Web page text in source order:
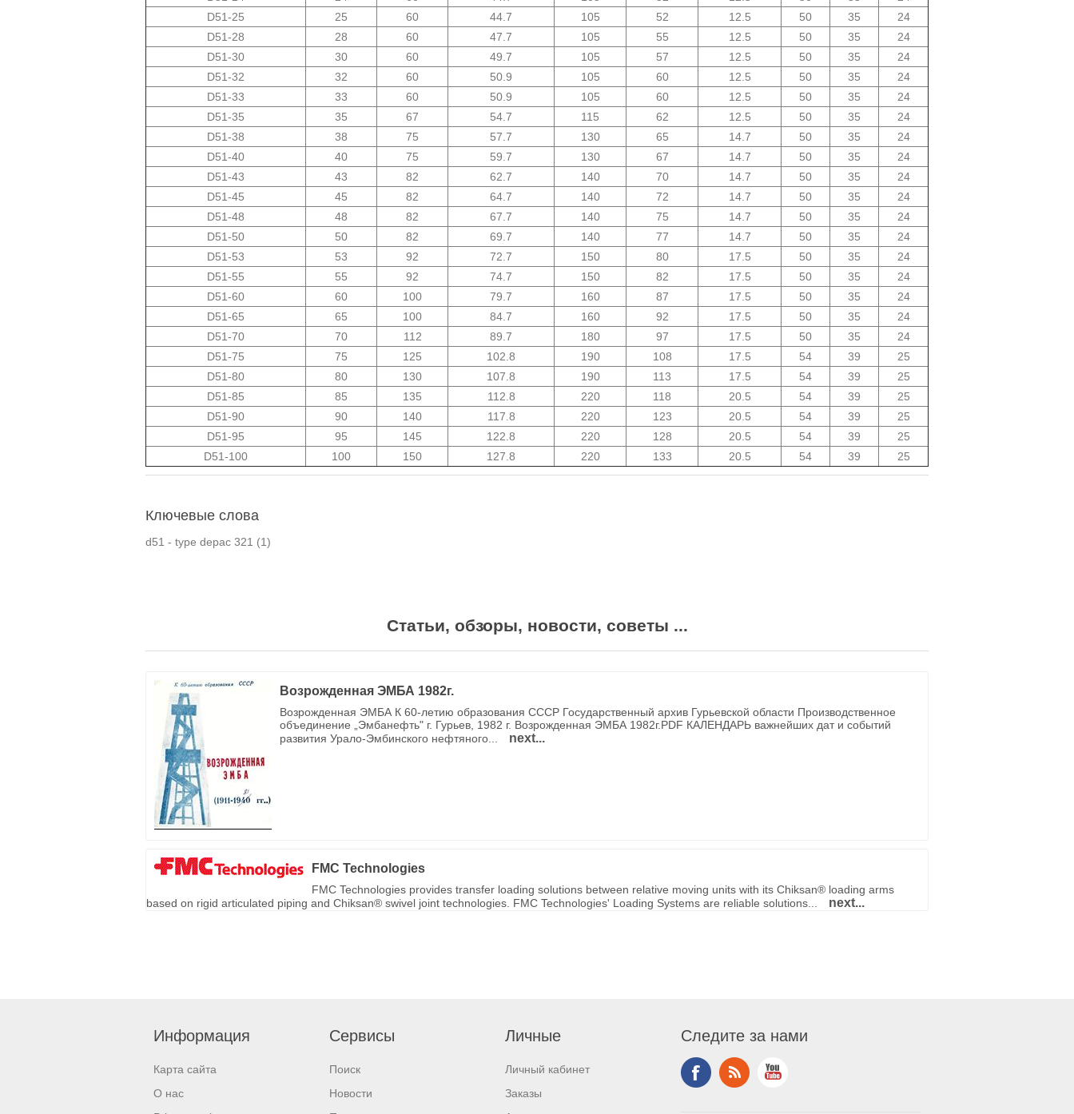
D51-25
25 60 44.7 105 52 12.5 50 35
24
D51-28
28 60 47.7 105 55 12.5 50 35
24
D51-30
30 60 49.7 105 57 12.5 50 35
24
D51-32
32 60 50.9 105 60 12.5 50 35
24
D51-33
33 60 50.9 105 60 12.5 50 35
24
D51-35
35 67 54.7 115 62 12.5 50 35
24
D51-38
38 75 57.7 130 65 14.7 50 35
24
D51-40
40 75 59.7 130 67 14.7 50 35
24
D51-43
43 82 62.7 140 70 14.7 50 35
24
D51-45
45 82 64.7 140 72 14.7 50 35
24
D51-48
48 82 67.7 140 75 14.7 50 35
24
D51-50
50 82 69.7 140 77 14.7 50 35
24
D51-53
53 92 72.7 150 80 17.5 50 35
24
D51-55
55 92 74.7 150 82 17.5 50 35
24
D51-60
60 100 79.7 160 87 17.5 50 35
24
D51-65
65 100 84.7 160 92 17.5 50 35
24
D51-70
70 112 89.7 180 97 17.5 50 35
24
D51-75
75 125 102.8 190 108 17.5 54 39
25
D51-80
80 130 107.8 190 113 17.5 54 39
25
D51-85
85 135 112.8 220 118 20.5 54 39
25
D51-90
90 140 117.8 220 123 20.5 54 39
25
D51-95
95 145 122.8 220 128 20.5 54 39
25
D51-100
100 150 127.8 220 133 20.5 54 39 25
Ключевые слова
d51 - type depac 321 (1)
Статьи, обзоры, новости, советы ...
Возрожденная ЭМБА 1982г.
Возрожденная ЭМБА К 60-летию образования СССР Государственный архив Гурьевской области Производственное
объединение „Эмбанефть" г. Гурьев, 1982 г. Возрожденная ЭМБА 1982г.PDF КАЛЕНДАРЬ важнейших дат и событий
развития Урало-Эмбинского нефтяного...
next...
FMC Technologies
FMC Technologies provides transfer loading solutions between relative moving units with its Chiksan® loading arms
based on rigid articulated piping and Chiksan® swivel joint technologies. FMC Technologies' Loading Systems are reliable solutions...
next...
Информация
Карта сайта
О нас
Сервисы
Поиск
Новости
Личные
Личный кабинет
Заказы
Следите за нами